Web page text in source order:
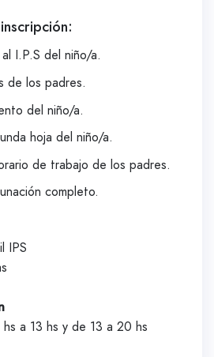
I.P.S del niño/a.
de los padres.
del niño/a.
hoja del niño/a.
de trabajo de los padres.
completo.
IPS
a 13 hs y de 13 a 20 hs